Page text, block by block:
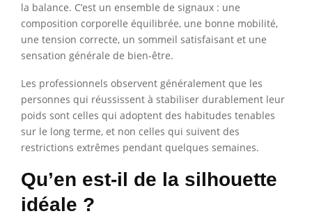
la balance. C’est un ensemble de signaux : une
composition corporelle équilibrée, une bonne mobilité,
une tension correcte, un sommeil satisfaisant et une
sensation générale de bien-être.
Les professionnels observent généralement que les
personnes qui réussissent à stabiliser durablement leur
poids sont celles qui adoptent des habitudes tenables
sur le long terme, et non celles qui suivent des
restrictions extrêmes pendant quelques semaines.
Qu’en est-il de la silhouette
idéale ?